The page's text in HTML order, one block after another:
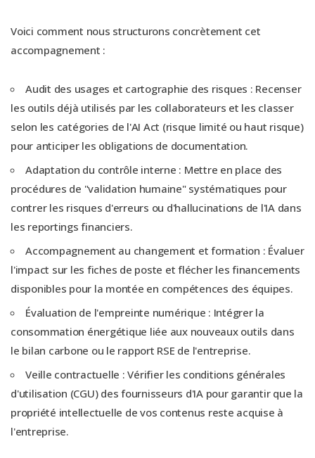
Voici comment nous structurons concrètement cet
accompagnement :
Audit des usages et cartographie des risques : Recenser
les outils déjà utilisés par les collaborateurs et les classer
selon les catégories de l'AI Act (risque limité ou haut risque)
pour anticiper les obligations de documentation.
Adaptation du contrôle interne : Mettre en place des
procédures de "validation humaine" systématiques pour
contrer les risques d'erreurs ou d'hallucinations de l'IA dans
les reportings financiers.
Accompagnement au changement et formation : Évaluer
l'impact sur les fiches de poste et flécher les financements
disponibles pour la montée en compétences des équipes.
Évaluation de l'empreinte numérique : Intégrer la
consommation énergétique liée aux nouveaux outils dans
le bilan carbone ou le rapport RSE de l'entreprise.
Veille contractuelle : Vérifier les conditions générales
d'utilisation (CGU) des fournisseurs d'IA pour garantir que la
propriété intellectuelle de vos contenus reste acquise à
l'entreprise.